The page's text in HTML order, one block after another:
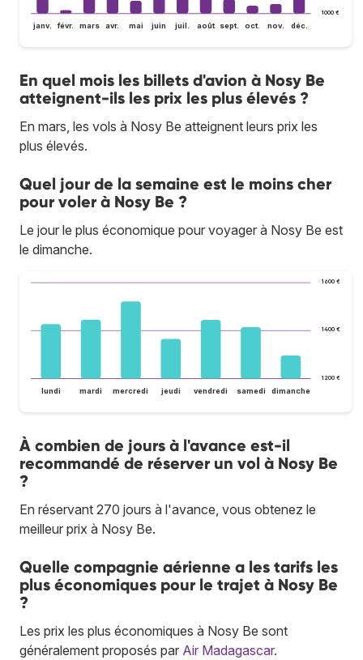
1 000 €
janv. févr. mars avr. mai juin juil. août sept. oct. nov. déc.
En quel mois les billets d'avion à Nosy Be
atteignent-ils les prix les plus élevés ?
En mars, les vols à Nosy Be atteignent leurs prix les
plus élevés.
Quel jour de la semaine est le moins cher
pour voler à Nosy Be ?
Le jour le plus économique pour voyager à Nosy Be est
le dimanche.
1 200 €
1 400 €
1 600 €
lundi mardi mercredi jeudi vendredi samedi dimanche
À combien de jours à l'avance est-il
recommandé de réserver un vol à Nosy Be
?
En réservant 270 jours à l'avance, vous obtenez le
meilleur prix à Nosy Be.
Quelle compagnie aérienne a les tarifs les
plus économiques pour le trajet à Nosy Be
?
Les prix les plus économiques à Nosy Be sont
généralement proposés par Air Madagascar.